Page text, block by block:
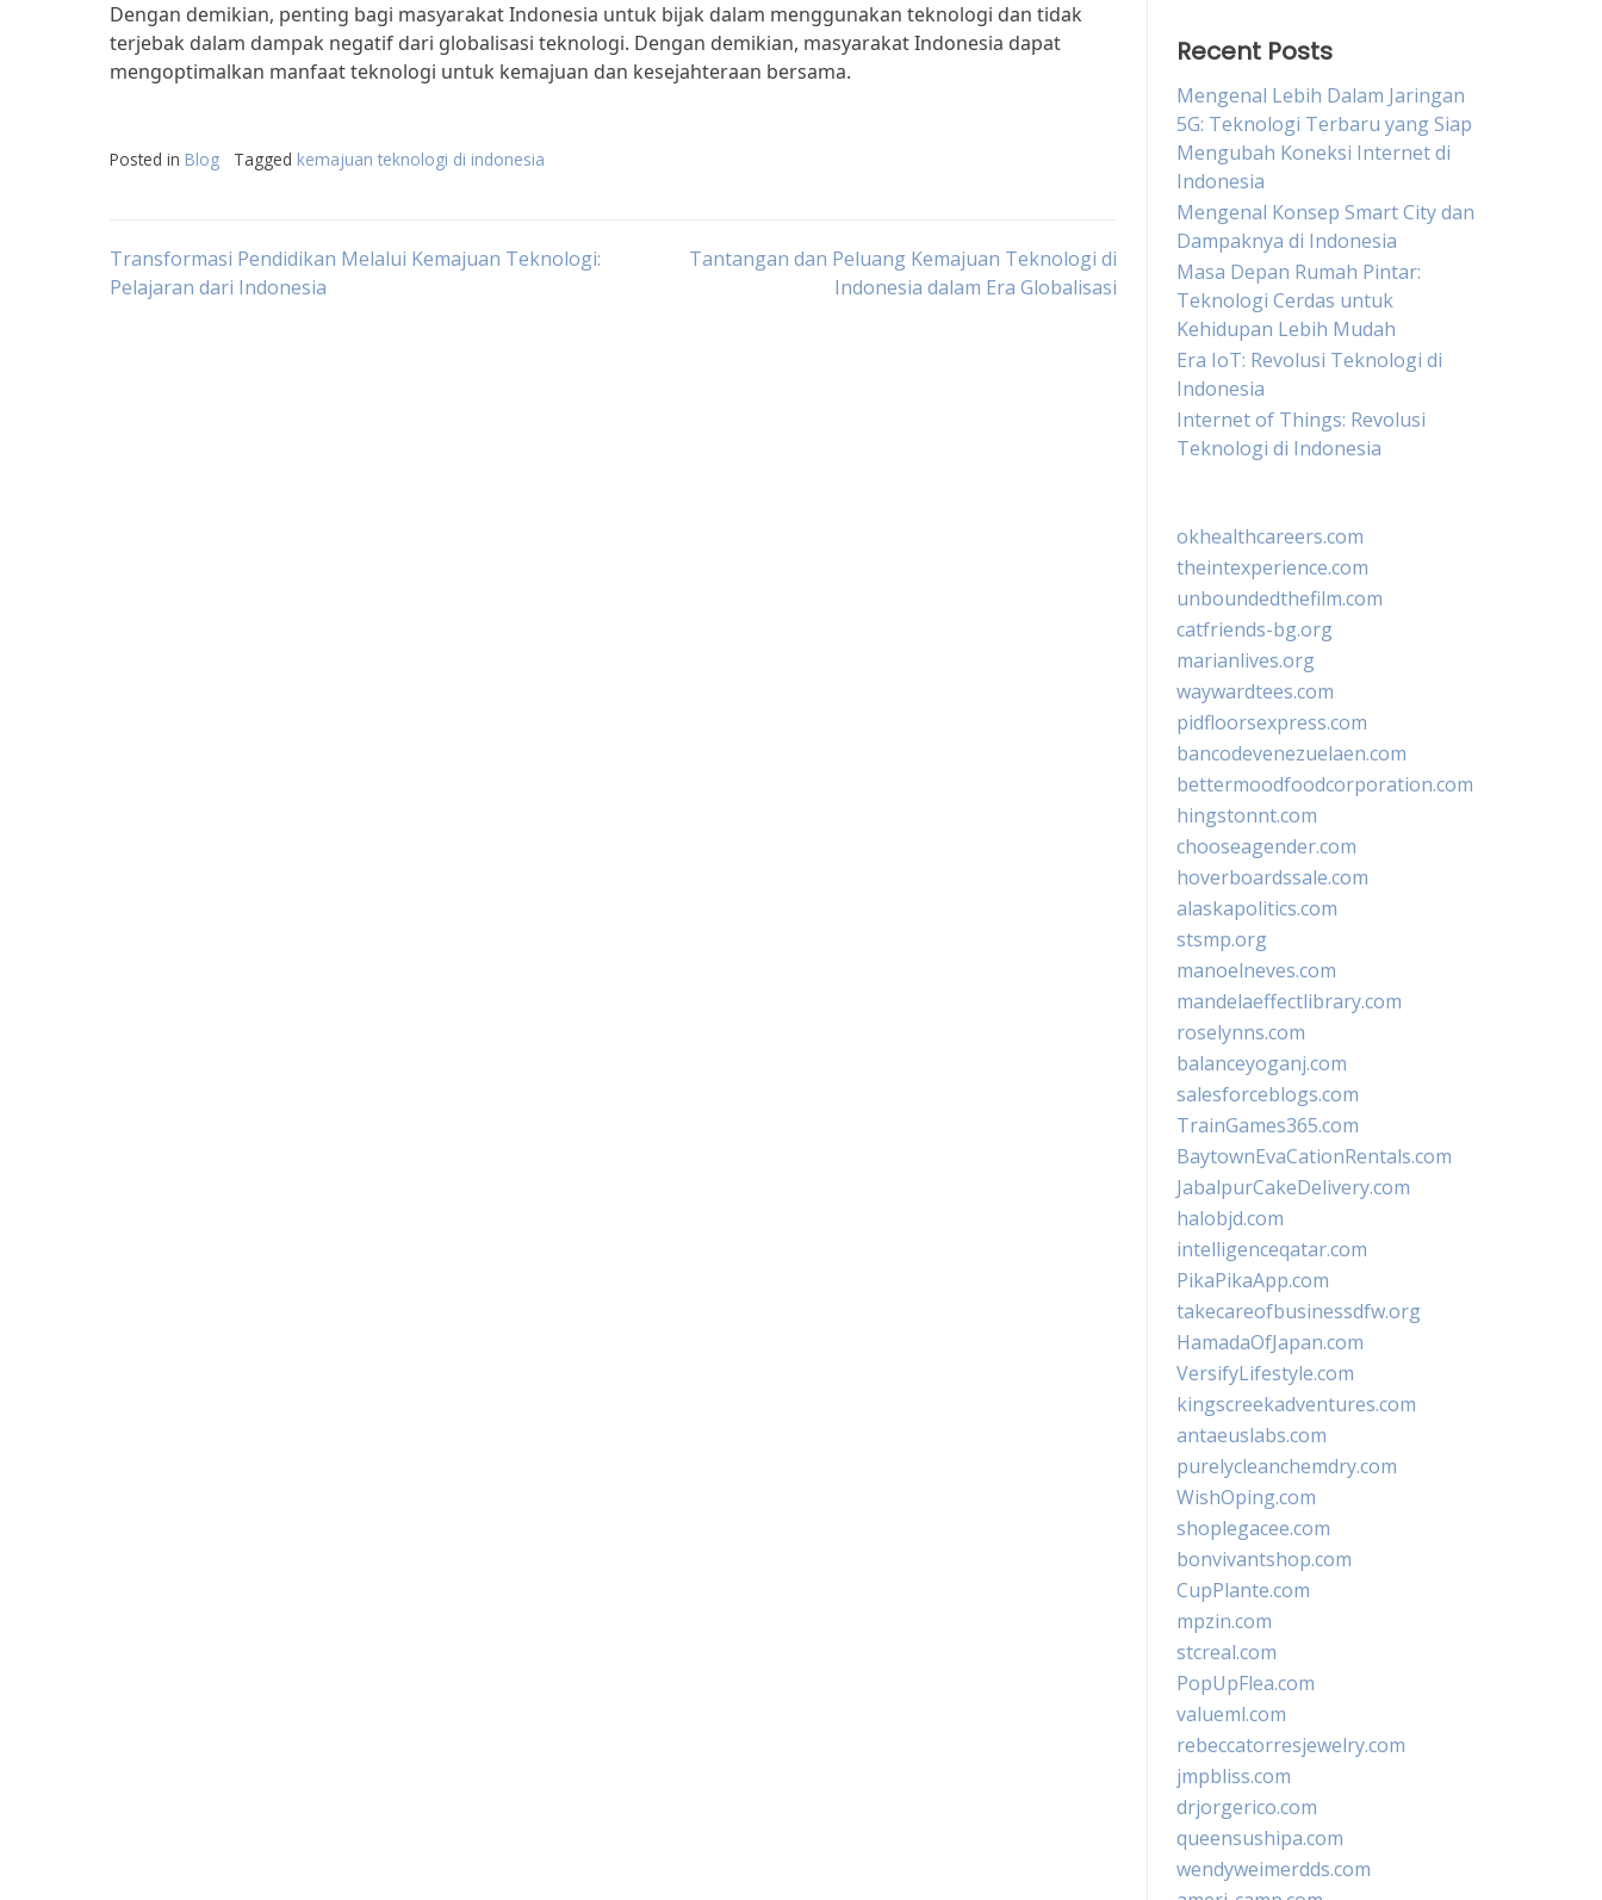
Dengan demikian, penting bagi masyarakat Indonesia untuk bijak dalam menggunakan teknologi dan tidak
terjebak dalam dampak negatif dari globalisasi teknologi. Dengan demikian, masyarakat Indonesia dapat
mengoptimalkan manfaat teknologi untuk kemajuan dan kesejahteraan bersama.
Posted in Blog Tagged kemajuan teknologi di indonesia
Post
Transformasi Pendidikan Melalui Kemajuan Teknologi:
Pelajaran dari Indonesia
Tantangan dan Peluang Kemajuan Teknologi di
Indonesia dalam Era Globalisasi
Recent Posts
Mengenal Lebih Dalam Jaringan
5G: Teknologi Terbaru yang Siap
Mengubah Koneksi Internet di
Indonesia
Mengenal Konsep Smart City dan
Dampaknya di Indonesia
Masa Depan Rumah Pintar:
Teknologi Cerdas untuk
Kehidupan Lebih Mudah
Era IoT: Revolusi Teknologi di
Indonesia
Internet of Things: Revolusi
Teknologi di Indonesia
okhealthcareers.com
theintexperience.com
unboundedthefilm.com
catfriends-bg.org
marianlives.org
waywardtees.com
pidfloorsexpress.com
bancodevenezuelaen.com
bettermoodfoodcorporation.com
hingstonnt.com
chooseagender.com
hoverboardssale.com
alaskapolitics.com
stsmp.org
manoelneves.com
mandelaeffectlibrary.com
roselynns.com
balanceyoganj.com
salesforceblogs.com
TrainGames365.com
BaytownEvaCationRentals.com
JabalpurCakeDelivery.com
halobjd.com
intelligenceqatar.com
PikaPikaApp.com
takecareofbusinessdfw.org
HamadaOfJapan.com
VersifyLifestyle.com
kingscreekadventures.com
antaeuslabs.com
purelycleanchemdry.com
WishOping.com
shoplegacee.com
bonvivantshop.com
CupPlante.com
mpzin.com
stcreal.com
PopUpFlea.com
valueml.com
rebeccatorresjewelry.com
jmpbliss.com
drjorgerico.com
queensushipa.com
wendyweimerdds.com